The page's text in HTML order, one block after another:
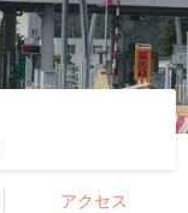
アクセス